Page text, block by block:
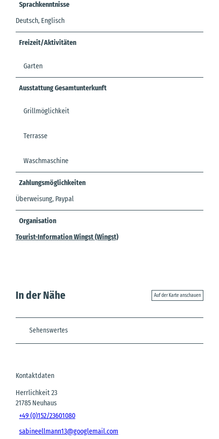
Sprachkenntnisse
Deutsch, Englisch
Freizeit/Aktivitäten
Garten
Ausstattung Gesamtunterkunft
Grillmöglichkeit
Terrasse
Waschmaschine
Zahlungsmöglichkeiten
Überweisung, Paypal
Organisation
Tourist-Information Wingst (Wingst)
In der Nähe Auf der Karte anschauen
Sehenswertes
Kontaktdaten
Herrlichkeit 23
21785 Neuhaus
+49 (0)152/23601080
sabineellmann13@googlemail.com